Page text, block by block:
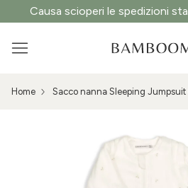
Causa scioperi le spedizioni
Home Sacco nanna Sleeping Jumpsuit